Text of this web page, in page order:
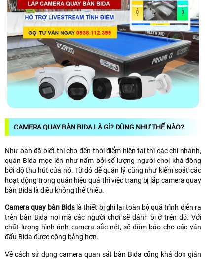
CAMERA QUAY BÀN BIDA LÀ GÌ? DÙNG NHƯ THẾ NÀO?
Như bạn đã biết thì cho đến thời điểm hiện tại thì các chi nhánh,
quán Bida mọc lên như nấm bởi số lượng người chơi khá đông
bởi độ thu hút của nó. Từ đó để quản lý cũng như kiểm soát các
hoạt động trong quán hiệu quả thì việc trang bị lắp camera quay
bàn Bida là điều không thể thiếu.
Camera quay bàn Bidalà thiết bị ghi lại toàn bộ quá trình diễn ra
trên bàn Bida nơi mà các người chơi sẽ đánh bi ở trên đó. Với
chất lượng hình ảnh camera sắc nét, sẽ đảm bảo cho các ván
đấu Bida được công bằng hơn.
Về cách sử dụng camera quan sát bàn Bida cũng khá đơn giản